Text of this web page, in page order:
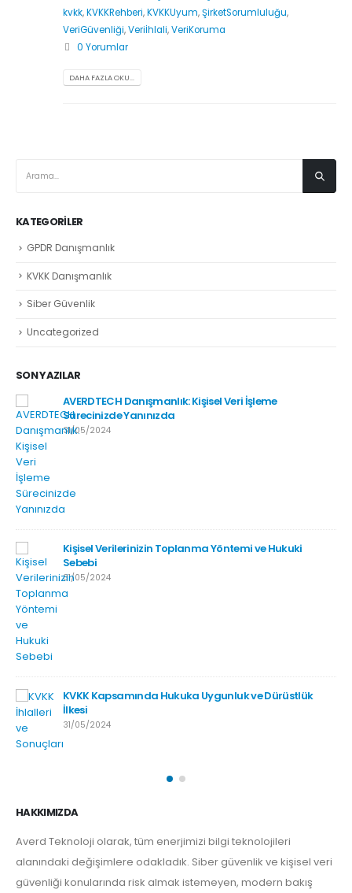
kvkk,KVKKRehberi,KVKKUyum,ŞirketSorumluluğu,
VeriGüvenliği,Veriİhlali,VeriKoruma
0 Yorumlar
DAHA FAZLA OKU...
KATEGORILER
GPDR Danışmanlık
KVKK Danışmanlık
Siber Güvenlik
Uncategorized
SON YAZILAR
AVERDTECH Danışmanlık: Kişisel Veri İşleme
Sürecinizde Yanınızda
31/05/2024
Kişisel Verilerinizin Toplanma Yöntemi ve Hukuki
Sebebi
31/05/2024
KVKK Kapsamında Hukuka Uygunluk ve Dürüstlük
İlkesi
31/05/2024
HAKKIMIZDA
Averd Teknoloji olarak, tüm enerjimizi bilgi teknolojileri
alanındaki değişimlere odakladık. Siber güvenlik ve kişisel veri
güvenliği konularında risk almak istemeyen, modern bakış